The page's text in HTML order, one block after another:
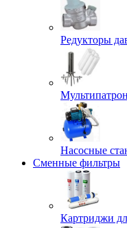
Редукторы
Насосные
Сменные фильтры
Картриджи